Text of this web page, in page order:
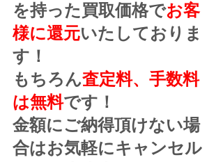
を持った買取価格でお客
様に還元いたしておりま
す！
もちろん査定料、手数料
は無料です！
金額にご納得頂けない場
合はお気軽にキャンセル